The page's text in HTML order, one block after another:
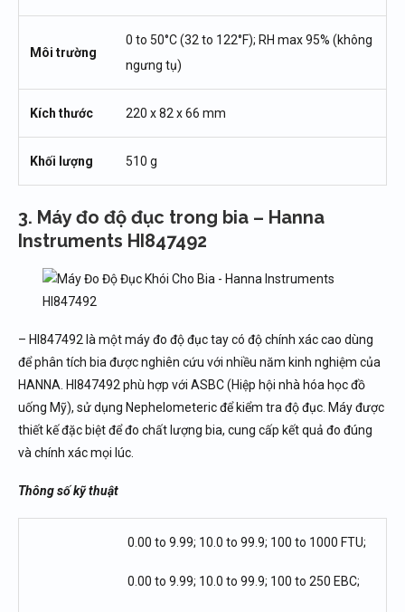
Môi trường
0 to 50°C (32 to 122°F); RH max 95% (không
ngưng tụ)
Kích thước 220 x 82 x 66 mm
Khối lượng 510 g
3. Máy đo độ đục trong bia – Hanna
Instruments HI847492
– HI847492 là một máy đo độ đục tay có độ chính xác cao dùng
để phân tích bia được nghiên cứu với nhiều năm kinh nghiệm của
HANNA. HI847492 phù hợp với ASBC (Hiệp hội nhà hóa học đồ
uống Mỹ), sử dụng Nephelometeric để kiểm tra độ đục. Máy được
thiết kế đặc biệt để đo chất lượng bia, cung cấp kết quả đo đúng
và chính xác mọi lúc.
Thông số kỹ thuật
0.00 to 9.99; 10.0 to 99.9; 100 to 1000 FTU;
0.00 to 9.99; 10.0 to 99.9; 100 to 250 EBC;